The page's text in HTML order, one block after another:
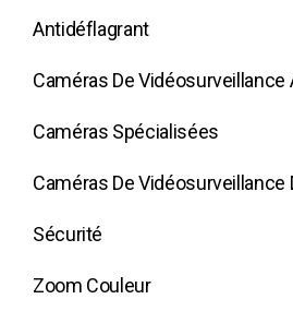
Antidéflagrant
Caméras De
Caméras Spécialisées
Caméras De Vidéosurveillance
Sécurité
Zoom Couleur